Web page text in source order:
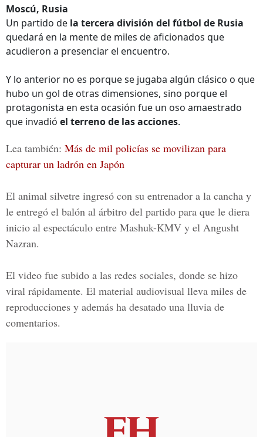
Moscú, Rusia
Un partido de la tercera división del fútbol de Rusia
quedará en la mente de miles de aficionados que
acudieron a presenciar el encuentro.
Y lo anterior no es porque se jugaba algún clásico o que
hubo un gol de otras dimensiones, sino porque el
protagonista en esta ocasión fue un oso amaestrado
que invadió el terreno de las acciones.
Lea también: Más de mil policías se movilizan para
capturar un ladrón en Japón
El animal silvetre ingresó con su entrenador a la cancha y
le entregó el balón al árbitro del partido para que le diera
inicio al espectáculo entre Mashuk-KMV y el Angusht
Nazran.
El video fue subido a las redes sociales, donde se hizo
viral rápidamente. El material audiovisual lleva miles de
reproducciones y además ha desatado una lluvia de
comentarios.